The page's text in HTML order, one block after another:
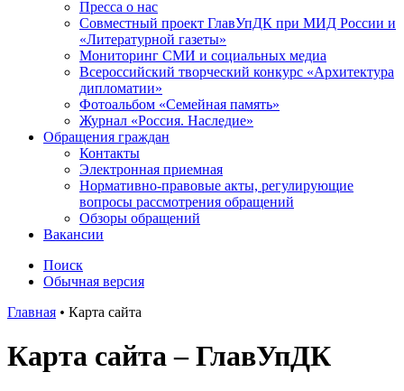
Пресса о нас
Совместный проект ГлавУпДК при МИД России и
«Литературной газеты»
Мониторинг СМИ и социальных медиа
Всероссийский творческий конкурс «Архитектура
дипломатии»
Фотоальбом «Семейная память»
Журнал «Россия. Наследие»
Обращения граждан
Контакты
Электронная приемная
Нормативно-правовые акты, регулирующие
вопросы рассмотрения обращений
Обзоры обращений
Вакансии
Поиск
Обычная версия
Главная • Карта сайта
Карта сайта – ГлавУпДК